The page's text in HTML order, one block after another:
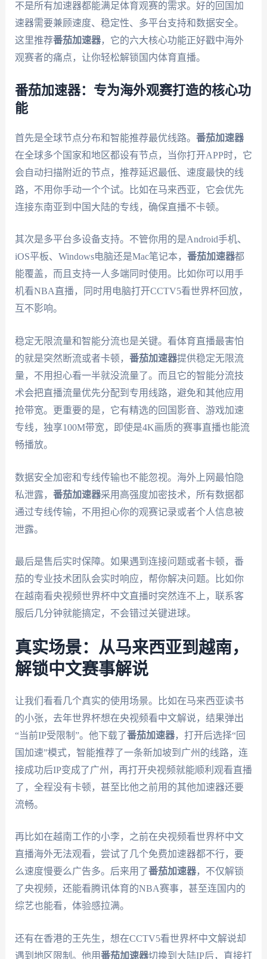
不是所有加速器都能满足体育观赛的需求。好的回国加
速器需要兼顾速度、稳定性、多平台支持和数据安全。
这里推荐番茄加速器，它的六大核心功能正好戳中海外
观赛者的痛点，让你轻松解锁国内体育直播。
番茄加速器：专为海外观赛打造的核心功
能
首先是全球节点分布和智能推荐最优线路。 番茄加速器
在全球多个国家和地区都设有节点，当你打开APP时，它
会自动扫描附近的节点，推荐延迟最低、速度最快的线
路，不用你手动一个个试。比如在马来西亚，它会优先
连接东南亚到中国大陆的专线，确保直播不卡顿。
其次是多平台多设备支持。不管你用的是Android手机、
iOS平板、Windows电脑还是Mac笔记本， 番茄加速器都
能覆盖，而且支持一人多端同时使用。比如你可以用手
机看NBA直播，同时用电脑打开CCTV5看世界杯回放，
互不影响。
稳定无限流量和智能分流也是关键。看体育直播最害怕
的就是突然断流或者卡顿， 番茄加速器提供稳定无限流
量，不用担心看一半就没流量了。而且它的智能分流技
术会把直播流量优先分配到专用线路，避免和其他应用
抢带宽。更重要的是，它有精选的回国影音、游戏加速
专线，独享100M带宽，即使是4K画质的赛事直播也能流
畅播放。
数据安全加密和专线传输也不能忽视。海外上网最怕隐
私泄露， 番茄加速器采用高强度加密技术，所有数据都
通过专线传输，不用担心你的观赛记录或者个人信息被
泄露。
最后是售后实时保障。如果遇到连接问题或者卡顿，番
茄的专业技术团队会实时响应，帮你解决问题。比如你
在越南看央视频世界杯中文直播时突然连不上，联系客
服后几分钟就能搞定，不会错过关键进球。
真实场景：从马来西亚到越南，
解锁中文赛事解说
让我们看看几个真实的使用场景。比如在马来西亚读书
的小张，去年世界杯想在央视频看中文解说，结果弹出
“当前IP受限制”。他下载了番茄加速器，打开后选择“回
国加速”模式，智能推荐了一条新加坡到广州的线路，连
接成功后IP变成了广州，再打开央视频就能顺利观看直播
了，全程没有卡顿，甚至比他之前用的其他加速器还要
流畅。
再比如在越南工作的小李，之前在央视频看世界杯中文
直播海外无法观看，尝试了几个免费加速器都不行，要
么速度慢要么广告多。后来用了番茄加速器，不仅解锁
了央视频，还能看腾讯体育的NBA赛事，甚至连国内的
综艺也能看，体验感拉满。
还有在香港的王先生，想在CCTV5看世界杯中文解说却
遇到地区限制。他用番茄加速器切换到大陆IP后，直接打